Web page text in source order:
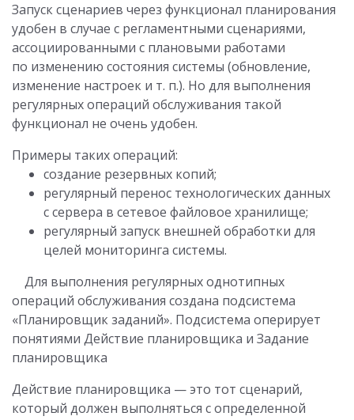
Запуск сценариев через функционал планирования
удобен в случае с регламентными сценариями,
ассоциированными с плановыми работами
по изменению состояния системы (обновление,
изменение настроек и т. п.). Но для выполнения
регулярных операций обслуживания такой
функционал не очень удобен.
Примеры таких операций:
создание резервных копий;
регулярный перенос технологических данных
с сервера в сетевое файловое хранилище;
регулярный запуск внешней обработки для
целей мониторинга системы.
Для выполнения регулярных однотипных
операций обслуживания создана подсистема
«Планировщик заданий». Подсистема оперирует
понятиями Действие планировщика и Задание
планировщика
Действие планировщика — это тот сценарий,
который должен выполняться с определенной